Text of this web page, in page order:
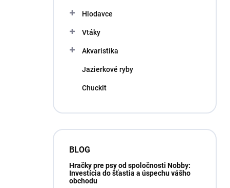
Hlodavce
Vtáky
Akvaristika
Jazierkové ryby
ChuckIt
BLOG
Hračky pre psy od spoločnosti Nobby:
Investícia do šťastia a úspechu vášho
obchodu